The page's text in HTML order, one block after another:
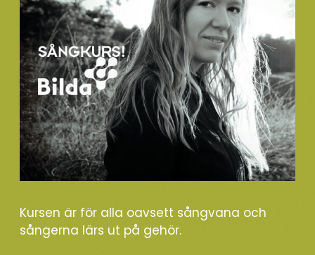
Kursen är för alla oavsett sångvana och
sångerna lärs ut på gehör.